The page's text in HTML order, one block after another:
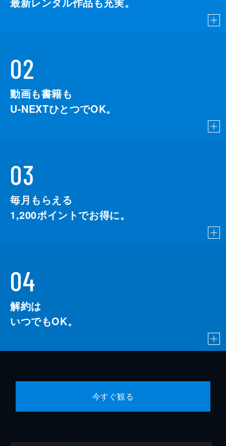
02
動画も書籍も
U-NEXTひとつでOK。
03
毎月もらえる
1,200ポイントでお得に。
04
解約は
いつでもOK。
今すぐ観る